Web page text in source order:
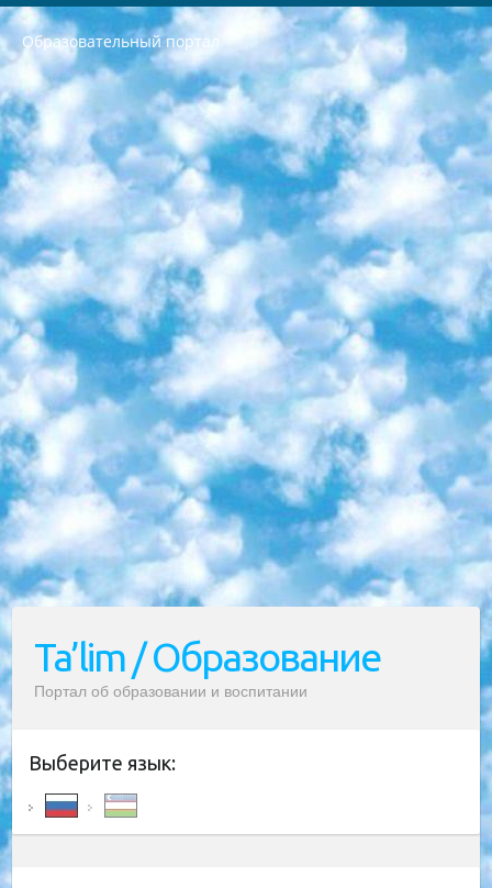
Образовательный портал
РЕСПУБЛИКА УЗБЕКИСТАН МИНИСТРЕРСТВО ДОШКОЛЬНОГО И ШКОЛЬНОГО ОБРАЗОВАНИЯ КОМАНДА в общеобразовательных учреждениях в 2023-2024 учебном году организация и проведение итоговой государственной аттестации обучающихся о Министра дошкольного и школьного образования Республики Узбекистан от 4 марта 2008 года (постановлением Минюста от 20 марта 2008 года № 1778 государственной регистрации) «Итоговое состояние учащихся общего среднего образования на основании положения об утверждении положения об аттестации общего среднего образования выпускной экзамен студентов в образовательных учреждениях в 2023-2024 учебном году В целях организации и прохождения аттестации приказываю: 1. Следующее: перечень предметов, по которым будет проводиться итоговая государственная аттестация и экзамен формы перевода согласно приложению 1; сертификаты международного образца, оценивающие уровень владения иностранными языками перечень согласно приложению 2; 2. Педагогический при специализированных образовательных учреждениях. научно-практический центр квалификации и международной оценки (Д.Давидова) 2024 г. До 25 марта: задания по предметам, по которым будет проводиться итоговая аттестация разработка и утверждение технических условий; итоговая аттестация на основании разработанного предметного задания разработка вопросов по предметам (устно и письменно), экзамен передача; общеобразовательные средние школы и специальные учебные заведения учащиеся выпускных классов школ и интернатов в агентской системе подготовка базы данных экзаменационных материалов и критериев оценки; перевод базы экзаменационных материалов на все языки обучения подать в Республиканский образовательный центр для изготовления; варианты экзаменов на основе разработанных контрольных материалов пусть будут поставлены задачи формирования. 3. Республиканский образовательный центр (Ш.Худайкулов) до 5 апреля 2024 года. до: база данных предоставленных экзаменационных материалов на все языки обучения перевод и экспертиза; для слепых, слабовидящих, глухих, слабослышащих и умственно отсталых детей учащиеся выпускных классов специализированных школ и школ-интернатов база данных экзаменационных материалов на всех преподаваемых языках подготовка критериев оценки; специализированные школы для умственно отсталых детей и технологии для учащихся выпускных классов школ-интернатов разработка соответствующих рекомендаций и критериев проведения ЕГЭ по естествознанию давать задания. 4. Педагогический при специализированных образовательных учреждениях. Научно-практический центр навыков и международной оценки (Д.Давидова), Республика образовательный центр (Худайкулов Ш.) итоговый государственный аттестационный экзамен ориентирован на творческое и логическое мышление при подготовке базы материалов учитывать введение заданий. 5. Следует отметить, что: сертификат государственного образца о знании общеобразовательного предмета и как минимум национальный уровень B1 по предметам на иностранных языках, указанным в Приложении 2. или международно признанный сертификат эквивалентного уровня студенты, изучающие определенный предмет, освобождаются от экзамена; по соответствующим предметам запланирована итоговая государственная аттестация за день до дня, путем жеребьевки Рабочей группой (в письменной форме по предметам, проводимым в форме) из числа сформированных вариантов выбрано 2 варианта; 2 выбранных варианта экзамена анонсированы на официальном сайте министерства и все выпускники по всей стране на основе этих вариантов проводит итоговую государственную аттестацию. 6. Государственное образование учащихся средних общеобразовательных учреждений. знания в соответствии с квалификационными требованиями, которые необходимо приобрести на основании стандартов итоговый (выпускной) контроль для 9 и 11 классов в целях тестирования Экзамены (далее – экзамены) состоят из предметов, перечисленных в приложении 1. будет сделано. 7. Экзамены пройдут с 26 мая по 15 июня 2024 г. (кроме науки физического воспитания). 8. Физическая для учащихся 9 классов общесредних образовательных учреждений. Экзамены по предмету «Образование, квалификация медицина» 1-6 мая 2024 года. сотрудники перевести под присмотр (с отклонениями в физическом или умственном развитии) специализированная школа для детей, школы-интернаты и со сколиозом школы-интернаты санаторного типа для больных детей исключены). 9. Он был слепым, слабовидящим и имел нарушения опорно-двигательного аппарата. экзамены в специализированных школах и интернатах для детей должны проводиться исходя из требований, предъявляемых к общеобразовательным учреждениям (физкультура кроме науки). 10. Специализированная школа для глухих и слабослышащих детей. и экзамены в интернатах и быть реализован в виде письменного теста по математике. 11. Специальность для умственно отсталых детей. Для 9 класса Родной язык и литературное письмо Государственный язык (язык обучения – узбекский). для неклассов) написано Математическое письмо Письменная/устная история Узбекистана Физическое воспитание практично Итоговый контроль Для 11 класса Написание родного языка и литературы (эссе) Математическое письмо Узбекский язык (обучение на узбекском языке) не посещающее общее среднее образование для учреждений)/Образовательное учреждение выбор письменный и устный Иностранный язык письменный/устный Письменная/устная история Узбекистана *По выбору студента:  Химия  Физика  Основы государственного права  География 10 бесплатных образовательных ресурсов - Мы составили подборку онлайн-проектов с интерактивными упражнениями, видеолекциями и статьями. Они помогут вам обрести новые и освежить старые знания бесплатно. 1. «ИНТУИТ» Старейшая образовательная площадка Рунета. Здесь вы найдёте сотни текстовых и видеокурсов на десятки различных тем — от программирования до психологии. Многие курсы подготовлены российскими университетами и крупными международными компаниями вроде Intel и Microsoft. Самостоятельное обучение бесплатное, но желающие могут оплатить услуги персональных наставников. 2. «Смартия» знакомит с актуальными профессиями и подсказывает, как им обучаться. Выбрав заинтересовавшую вас специальность — SMM-специалист, фотограф, веб-дизайнер или другую, — увидите список необходимых для неё умений. Чтобы вы могли освоить их самостоятельно, для каждого умения площадка отображает подборку ссылок на учебные материалы. Хотя «Смартия» ориентируется на русскоязычную аудиторию, часть контента всё же доступна только на английском. 3. «Лекторий Физтеха» Проект Московского физико-технического института (Физтеха). С его помощью вы можете смотреть онлайн серии лекций, записанные на видео в этом вузе. В числе доступных предметов — физика, биология, химия, информационные технологии и другие. К некоторым лекциям администрация ресурса прилагает готовые конспекты, которые можно скачивать в PDF-формате. 4. ITMOcourses Онлайн-площадка Санкт-Петербургского национального исследовательского университета информационных технологий, механики и оптики (ИТМО). Ресурс предоставляет свободный доступ к курсам, разработанным в этом вузе. Каталог материалов разбит на четыре категории: «Оптические системы и технологии», «Приборостроение и робототехника», «Информационные технологии» и «Биотехнологии». Курсы состоят из видеолекций, интерактивных демонстраций и заданий. 5. «КиберЛенинка» Электронная научная библиотека открытого доступа. Каталог площадки регулярно обрастает текстами статей из различных научных изданий. Сгруппированные по журналам и рубрикам публикации можно читать онлайн или скачивать целиком в PDF-формате. Проект нацелен на популяризацию науки за счёт открытого доступа к качественной информации. 6. «ПостНаука» На этом ресурсе публикуют подборки видеолекций, составленные экспертами из разных отраслей и объединённые общими темами. Среди них, к примеру, есть серии «Биоинформатика и геномика», «Культура средневековой Скандинавии» и Cinema Studies о теории кино. Каждая подборка лекций — логически связанная история, рассказанная экспертом от первого лица. Кроме того, на сайте появляются научно-образовательные статьи и тесты на разные темы. 7. «Newочём» Команда проекта «Newочём» отбирает самые интересные тексты из англоязычных СМИ и переводит те из них, за которые голосуют участники сообщества «ВКонтакте». По большей части это научно-популярные статьи. Редакторы придумывают лишь заголовки, в остальном содержание переводов соответствует оригиналам. Полные тексты можно читать прямо в социальной сети. 8. InternetUrok Онлайн-база материалов по основным дисциплинам школьной программы. Информация на сайте структурирована по классам, предметам и темам (урокам). Каждый урок состоит из видеолекций и конспектов. Есть также интерактивные тренажёры и тесты для закрепления пройденного материала. Даже если вы давно окончили школу, возможность повторить программу старших классов всегда может пригодиться. 9. Edutainme Ещё один ресурс об образовании. В отличие от Newtonew, как мне кажется, Edutainme больше ориентируется на представителей индустрии: педагогов, предпринимателей, разработчиков образовательных проектов. Но и любой, кто просто стремится к саморазвитию, найдёт на сайте много полезного и интересного для себя. Например, информацию о новых курсах и образовательных сервисах. 10. Newtonew Онлайн-медиа об образовании и обучении в широком смысле. Авторы Newtonew пишут об инструментах, заведениях, тактиках и стратегиях, которые помогают учить других и получать новые знания самостоятельно. На этой площадке вы найдёте новости, обзоры, аналитические мат
Ta’lim / Образование
Портал об образовании и воспитании
Выберите язык: